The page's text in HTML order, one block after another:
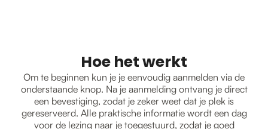
Hoe het werkt
Om te beginnen kun je je eenvoudig aanmelden via de
onderstaande knop. Na je aanmelding ontvang je direct
een bevestiging, zodat je zeker weet dat je plek is
gereserveerd. Alle praktische informatie wordt een dag
voor de lezing naar je toegestuurd, zodat je goed